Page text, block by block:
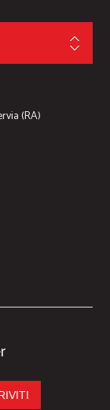
(RA)